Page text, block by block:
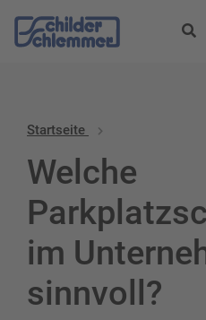
Startseite
Welche
im
sinnvoll?